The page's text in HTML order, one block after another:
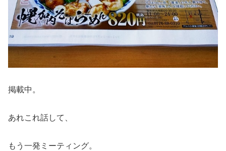
掲載中。
あれこれ話して、
もう一発ミーティング。